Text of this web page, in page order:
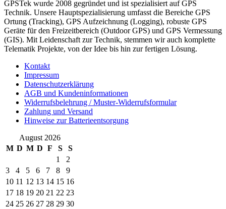
GPSTek wurde 2008 gegründet und ist spezialisiert auf GPS
Technik. Unsere Hauptspezialisierung umfasst die Bereiche GPS
Ortung (Tracking), GPS Aufzeichnung (Logging), robuste GPS
Geräte für den Freizeitbereich (Outdoor GPS) und GPS Vermessung
(GIS). Mit Leidenschaft zur Technik, stemmen wir auch komplette
Telematik Projekte, von der Idee bis hin zur fertigen Lösung.
Kontakt
Impressum
Datenschutzerklärung
AGB und Kundeninformationen
Widerrufsbelehrung / Muster-Widerrufsformular
Zahlung und Versand
Hinweise zur Batterieentsorgung
August 2026
M D M D F S S
1
2
3
4 5 6 7 8
9
10 11 12 13 14 15 16
17 18 19 20 21 22 23
24 25 26 27 28 29 30